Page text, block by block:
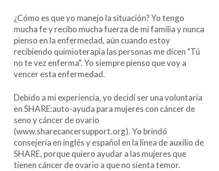
¿Cómo es que yo manejo la situación? Yo tengo
mucha fe y recibo mucha fuerza de mi familia y nunca
pienso en la enfermedad, aún cuando estoy
recibiendo quimioterapia las personas me dicen "Tú
no te vez enferma". Yo siempre pienso que voy a
vencer esta enfermedad.
Debido a mi experiencia, yo decidí ser una voluntaria
en SHARE:auto-ayuda para mujeres con cáncer de
seno y cáncer de ovario
(www.sharecancersupport.org). Yo brindó
consejería en inglés y español en la línea de auxilio de
SHARE, porque quiero ayudar a las mujeres que
tienen cáncer de ovario a que no sienta temor.